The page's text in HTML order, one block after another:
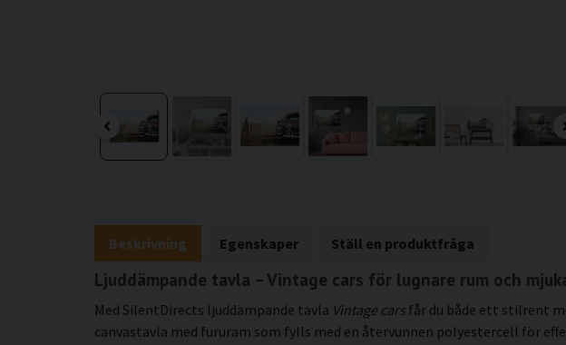
Beskrivning Egenskaper Ställ en produktfråga
Ljuddämpande tavla – Vintage cars för lugnare rum och
Med SilentDirects ljuddämpande tavla Vintage cars får du både ett stilrent
canvastavla med fururam som fylls med en återvunnen polyestercell för